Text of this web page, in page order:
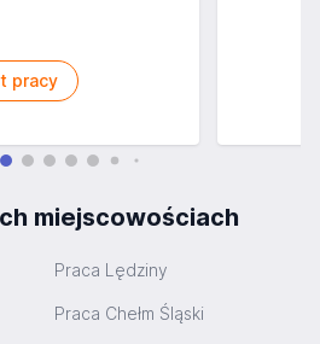
pracy
miejscowościach
Praca Lędziny
Praca Chełm Śląski